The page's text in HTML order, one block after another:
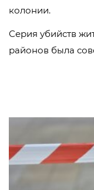
колонии.
Серия убийств
районов была